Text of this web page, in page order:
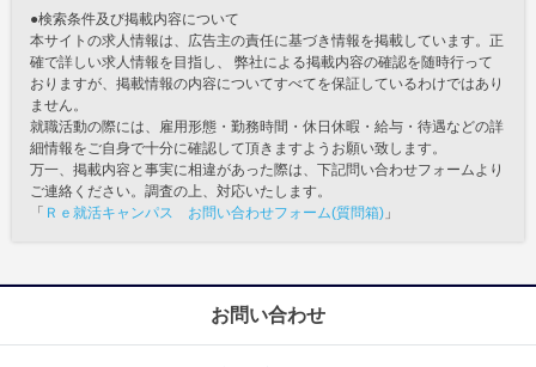
●検索条件及び掲載内容について
本サイトの求人情報は、広告主の責任に基づき情報を掲載しています。正
確で詳しい求人情報を目指し、 弊社による掲載内容の確認を随時行って
おりますが、掲載情報の内容についてすべてを保証しているわけではあり
ません。
就職活動の際には、雇用形態・勤務時間・休日休暇・給与・待遇などの詳
細情報をご自身で十分に確認して頂きますようお願い致します。
万一、掲載内容と事実に相違があった際は、下記問い合わせフォームより
ご連絡ください。調査の上、対応いたします。
「 Ｒｅ就活キャンパス お問い合わせフォーム(質問箱) 」
お問い合わせ